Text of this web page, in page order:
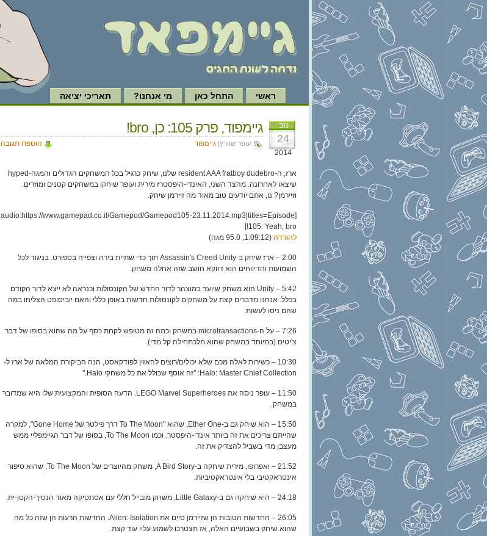
ראשי התחל כאן מי אנחנו? תאריכי יציאה
נוב
24
2014
גיימפוד, פרק 105: כן, bro!
עופר שוורץ| גיימפוד הוספת תגובה
ארז, ה-resident AAA fratboy dudebro שלנו, שיחק כרגיל בכל המשחקים הגדולים והמגה-hyped
שיצאו לאחרונה. מהצד השני, האינדי-היפסטרז מירית ועופר שיחקו במשחקים קטנים ומוזרים.
וזיירמן? נו, אתם יודעים טוב מאוד מה זיירמן שיחק.
[audio:https://www.gamepad.co.il/Gamepod/Gamepod105-23.11.2014.mp3|titles=Episode
105: Yeah, bro!]
להורדה (1:09:12, 95.0 מגה)
2:00 – ארז שיחק ב-Assassin's Creed Unity תוך כדי שתיית בירה וצפייה בספורט. בניגוד לכל
השמועות והדיווחים הוא דווקא חושב שזה אחלה משחק.
5:42 – Unity הוא משחק שיועד במוצהר לדור החדש של הקונסולות וכנראה לא ייצא לדור הקודם
בכלל. אנחנו מדברים קצת על משחקים לקונסולות חדשות באופן כללי והאם יוביסופט הצליחו במה
שהם ניסו לעשות.
7:26 – על ה-microtransactions במשחק וכמה זה מטופש לקחת כסף על מה שהוא בסופו של דבר
צ'יטים (במיוחד במשחק שהוא מלכתחילה קל מדי).
10:30 – כשירות לאלה מכם שלא יכולים/רוצים להאזין לפודקאסט, הנה הביקורת המלאה של ארז ל-
Halo: Master Chief Collection: "זה אוסף שכולל את כל משחקי Halo."
11:50 – עופר ניסה את LEGO Marvel Superheroes. הדעה הסופית והמקצועית שלו היא שמדובר
במשחק.
15:50 – הוא שיחק גם ב-Ether One, שהוא "To The Moon דרך פילטר של Gone Home", למקרה
שהייתם צריכים את זה ביותר אינדי-היפסטר. וכמו To The Moon, בסופו של דבר הגיימפליי ממש
מעצבן מדי בשביל להצדיק את זה.
21:52 – ואפרופו, מירית שיחקה ב-A Bird Story, משחק מהיוצרים של To The Moon, שהוא סיפור
אינטראקטיבי בלי אינטראקטיביות.
24:18 – היא שיחקה גם ב-Little Galaxy, משחק מובייל חללי עם אסתטיקה מאוד הנסיך-הקטן-ית.
26:05 – החדשות הטובות הן שזיירמן סיים את Alien: Isolation. החדשות הרעות הן שזה כל מה
שהוא שיחק בשבועיים האלה, אז תצטרכו לשמוע עליו עוד קצת.